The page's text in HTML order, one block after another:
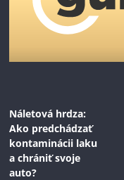
Náletová hrdza:
Ako predchádzať
kontaminácii laku
a chrániť svoje
auto?